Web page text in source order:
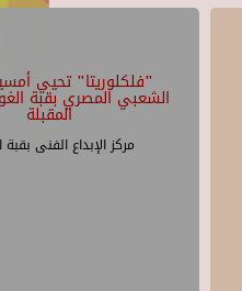
"فلكلوريتا" تحيي
الشعبي المصري بقبة
المقبلة
مركز الإبداع الفنى